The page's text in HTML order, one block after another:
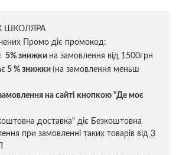
ШКОЛЯРА
Промо діє промокод:
5% знижки на замовлення від 1500грн
5 % знижки (на замовлення меньш
замовлення на сайті кнопкою "Де моє
доставка" діє Безкоштовна
при замовленні таких товарів від 3